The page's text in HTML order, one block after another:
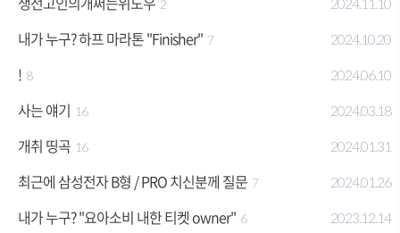
2
내가 누구? 하프 마라톤 "Finisher" 7 2024.10.20
! 8 2024.06.10
사는 얘기 16 2024.03.18
개취 띵곡 16 2024.01.31
최근에 삼성전자 B형 / PRO 치신분께 질문 7 2024.01.26
내가 누구? "요아소비 내한 티켓 owner" 6 2023.12.14